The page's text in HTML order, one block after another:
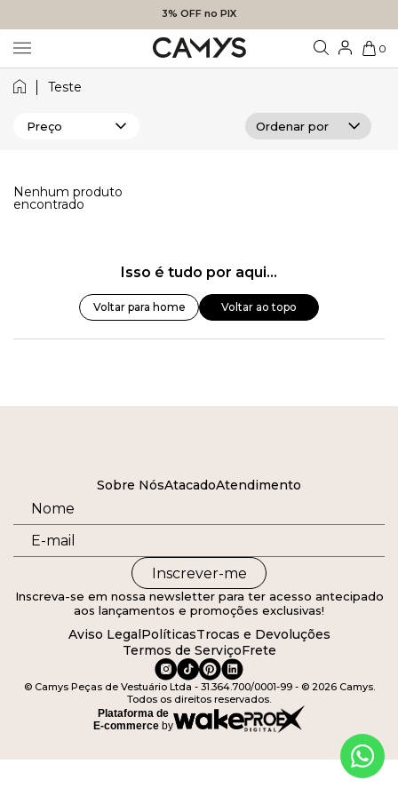
3% OFF no PIX
0
Teste
Preço
Nenhum produto
encontrado
Isso é tudo por aqui...
Voltar para home Voltar ao topo
Sobre NósAtacadoAtendimento
Inscrever-me
Inscreva-se em nossa newsletter para ter acesso antecipado
aos lançamentos e promoções exclusivas!
Aviso LegalPolíticasTrocas e Devoluções
Termos de ServiçoFrete
© Camys Peças de Vestuário Ltda - 31.364.700/0001-99 - © 2026 Camys.
Todos os direitos reservados.
Plataforma de
E-commerce by